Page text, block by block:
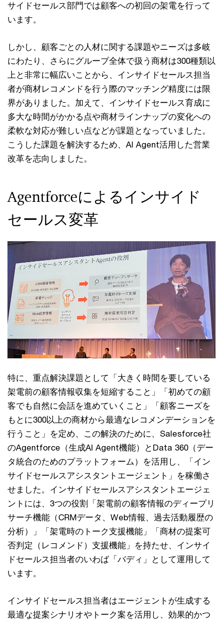
サイドセールス部門では顧客への初回の架電を行って
います。
しかし、顧客ごとの人材に関する課題やニーズは多岐
にわたり、さらにグループ全体で扱う商材は300種類以
上と非常に幅広いことから、インサイドセールス担当
者が商材レコメンドを行う際のマッチング精度には限
界がありました。加えて、インサイドセールス育成に
多大な時間がかかる点や商材ラインナップの変化への
柔軟な対応が難しい点などが課題となっていました。
こうした課題を解決するため、AI Agent活用した営業
改革を志向しました。
Agentforceによるインサイド
セールス変革
特に、重点解決課題として「大きく時間を要している
架電前の顧客情報収集を短縮すること」「初めての顧
客でも自然に会話を進めていくこと」「顧客ニーズを
もとに300以上の商材から最適なレコメンデーションを
行うこと」を定め、この解決のために、Salesforce社
のAgentforce（生成AI Agent機能）とData 360（デー
タ統合のためのプラットフォーム）を活用し、「イン
サイドセールスアシスタントエージェント」を稼働さ
せました。インサイドセールスアシスタントエージェ
ントには、3つの役割「架電前の顧客情報のディープリ
サーチ機能（CRMデータ、Web情報、過去活動履歴の
分析）」「架電時のトーク支援機能」「商材の提案可
否判定（レコメンド）支援機能」を持たせ、インサイ
ドセールス担当者のいわば「バディ」として運用して
います。
インサイドセールス担当者はエージェントが生成する
最適な提案シナリオやトーク案を活用し、効果的かつ